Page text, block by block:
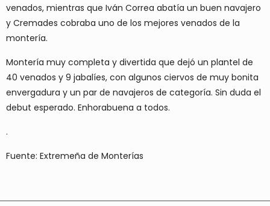
venados, mientras que Iván Correa abatía un buen navajero
y Cremades cobraba uno de los mejores venados de la
montería.
Montería muy completa y divertida que dejó un plantel de
40 venados y 9 jabalíes, con algunos ciervos de muy bonita
envergadura y un par de navajeros de categoría. Sin duda el
debut esperado. Enhorabuena a todos.
.
Fuente: Extremeña de Monterías